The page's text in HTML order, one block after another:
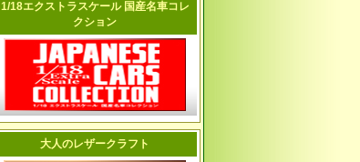
1/18エクストラスケール 国産名車コレ
クション
大人のレザークラフト